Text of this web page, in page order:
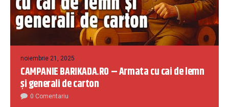
noiembrie 21, 2025
CAMPANIE BARIKADA.RO – Armata cu cai de lemn
și generali de carton
0 Comentariu